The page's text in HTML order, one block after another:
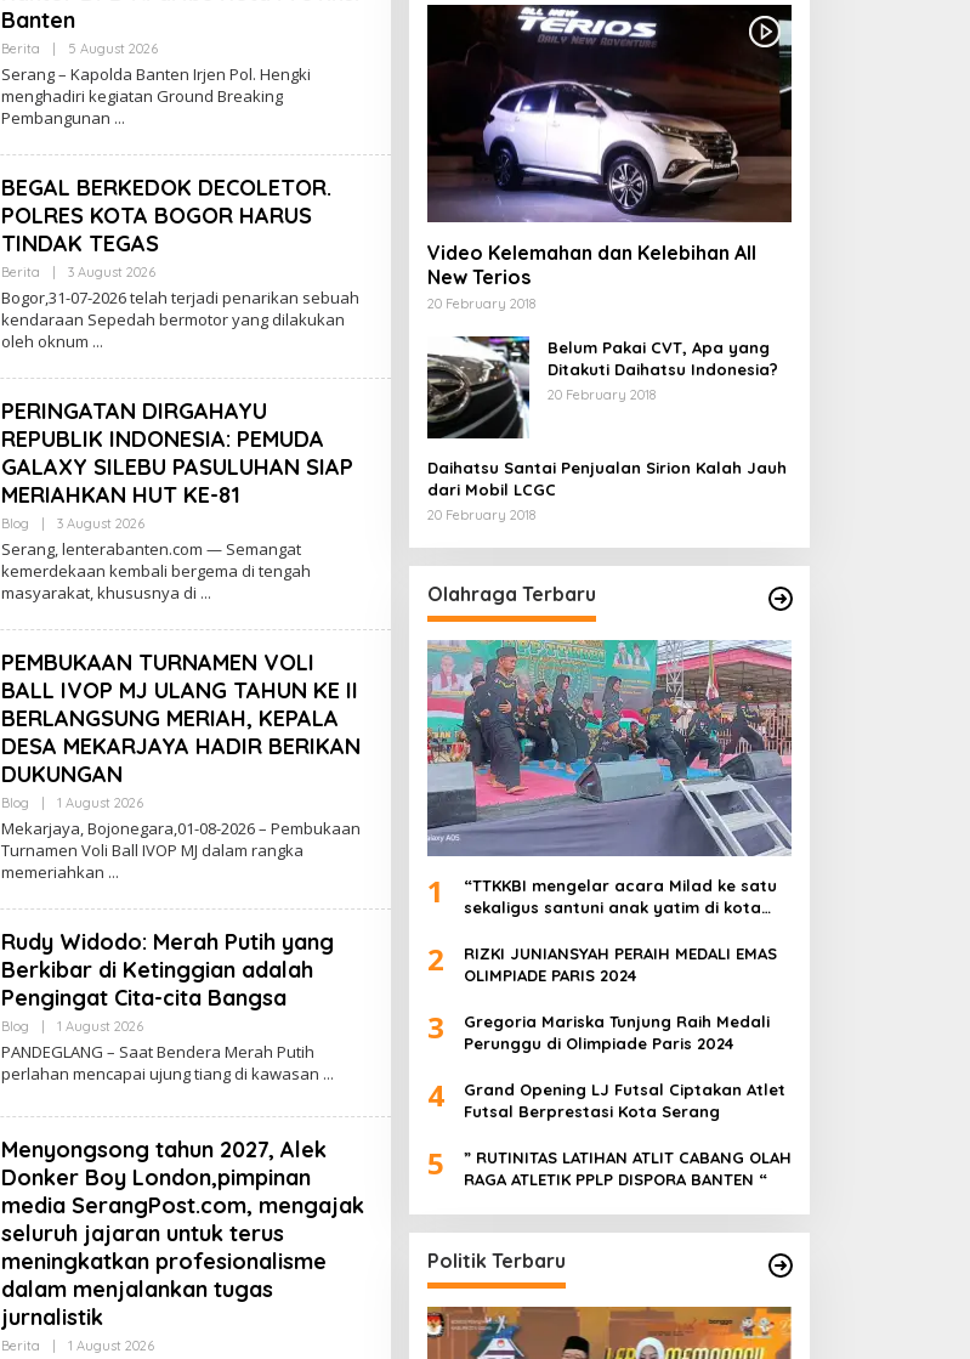
Banten
Berita 5 August 2026By
Serang – Kapolda Banten Irjen Pol. Hengki
menghadiri kegiatan Ground Breaking
Pembangunan
BEGAL BERKEDOK DECOLETOR.
POLRES KOTA BOGOR HARUS
TINDAK TEGAS
Berita 3 August 2026By
Bogor,31-07-2026 telah terjadi penarikan sebuah
kendaraan Sepedah bermotor yang dilakukan
oleh oknum
PERINGATAN DIRGAHAYU
REPUBLIK INDONESIA: PEMUDA
GALAXY SILEBU PASULUHAN SIAP
MERIAHKAN HUT KE-81
Blog 3 August 2026By
Serang, lenterabanten.com — Semangat
kemerdekaan kembali bergema di tengah
masyarakat, khususnya di
PEMBUKAAN TURNAMEN VOLI
BALL IVOP MJ ULANG TAHUN KE II
BERLANGSUNG MERIAH, KEPALA
DESA MEKARJAYA HADIR BERIKAN
DUKUNGAN
Blog 1 August 2026By
Mekarjaya, Bojonegara,01-08-2026 – Pembukaan
Turnamen Voli Ball IVOP MJ dalam rangka
memeriahkan
Rudy Widodo: Merah Putih yang
Berkibar di Ketinggian adalah
Pengingat Cita-cita Bangsa
Blog 1 August 2026By
PANDEGLANG – Saat Bendera Merah Putih
perlahan mencapai ujung tiang di kawasan
Menyongsong tahun 2027, Alek
Donker Boy London,pimpinan
media SerangPost.com, mengajak
seluruh jajaran untuk terus
meningkatkan profesionalisme
dalam menjalankan tugas
jurnalistik
Berita 1 August 2026By
Video Kelemahan dan Kelebihan All
New Terios
20 February 2018
Belum Pakai CVT, Apa yang
Ditakuti Daihatsu Indonesia?
20 February 2018
Daihatsu Santai Penjualan Sirion Kalah Jauh
dari Mobil LCGC
20 February 2018
Olahraga Terbaru
1
“TTKKBI mengelar acara Milad ke satu
sekaligus santuni anak yatim di kota
2
RIZKI JUNIANSYAH PERAIH MEDALI EMAS
OLIMPIADE PARIS 2024
3
Gregoria Mariska Tunjung Raih Medali
Perunggu di Olimpiade Paris 2024
4
Grand Opening LJ Futsal Ciptakan Atlet
Futsal Berprestasi Kota Serang
5
” RUTINITAS LATIHAN ATLIT CABANG OLAH
RAGA ATLETIK PPLP DISPORA BANTEN “
Politik Terbaru